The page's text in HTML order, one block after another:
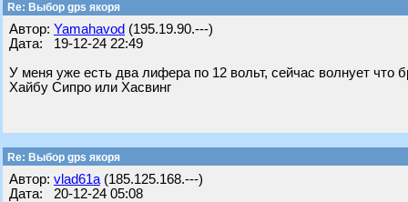
Re: Выбор gps якоря
Автор: Yamahavod (195.19.90.---)
Дата: 19-12-24 22:49
У меня уже есть два лифера по 12 вольт, сейчас волнует что
Хайбу Сипро или Хасвинг
Re: Выбор gps якоря
Автор: vlad61a (185.125.168.---)
Дата: 20-12-24 05:08